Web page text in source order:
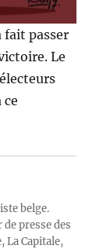
fait passer
Le
ce
belge.
presse des
La Capitale,